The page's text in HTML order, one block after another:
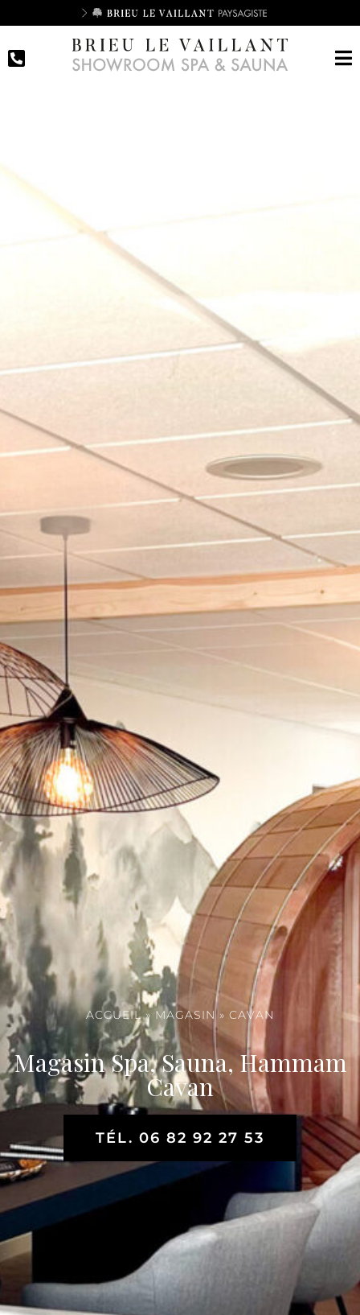
ACCUEIL» MAGASIN» CAVAN
Magasin Spa, Sauna, Hammam
Cavan
TÉL. 06 82 92 27 53